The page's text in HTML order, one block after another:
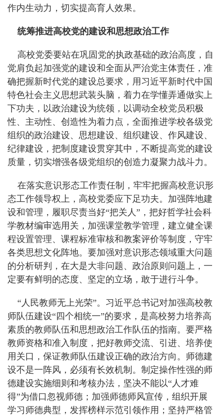
作内生动力，切实提高育人效果。
统筹推进高校党的建设和思想政治工作
高校党委要站在巩固党的执政基础的政治高度，自
觉肩负起加强党的建设和全面从严治党主体责任，准
确把握新时代党的建设总要求，用习近平新时代中国
特色社会主义思想武装头脑，着力在学懂弄通做实上
下功夫，以政治建设为统领，以调动全校党员积极
性、主动性、创造性为着力点，全面推进学校各级党
组织的政治建设、思想建设、组织建设、作风建设、
纪律建设，把制度建设贯穿其中，不断提高党的建设
质量，切实增强各级党组织的创造力凝聚力战斗力。
在落实意识形态工作责任制，牢牢把握高校意识形
态工作领导权上，高校党委应下足功夫。加强阵地建
设和管理，履职尽责当好“把关人”，把好哲学社会科
学教材编审选用关，加强课堂教学管理，建立健全课
程设置管理、课程标准审核和教案评价等制度，守牢
各类思想文化阵地。要加强对意识形态领域重大问题
的分析研判，在大是大非问题、政治原则问题上，一
定要有鲜明的态度、坚定的立场，敢于进行斗争。
“人民教师无上光荣”。习近平总书记对加强高校教
师队伍建设“四个相统一”的要求，是高校努力培养高
素质的教师队伍和思想政治工作队伍的指南。要严格
教师资格和准入制度，把好教师交流、引进、培养使
用关口，保证教师队伍建设正确的政治方向。师德建
设不是一阵风，必须有长效机制。制定操作性强的师
德建设实施细则和考核办法，坚决不能以“人才难
得”为借口忽视师德；加强师德师风宣传，组织开展
学习师德典型，发挥榜样示范引领作用；坚持严格管